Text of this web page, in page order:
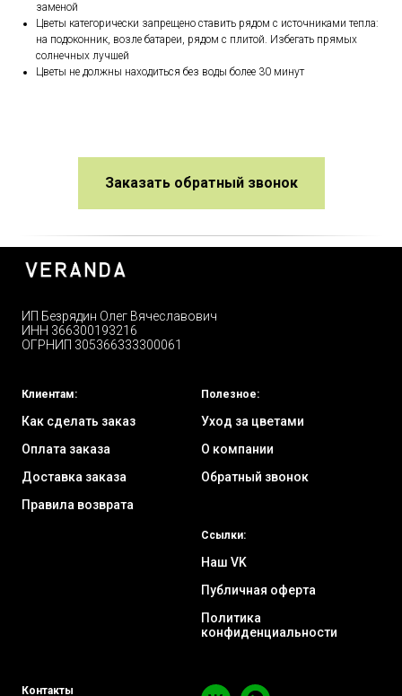
заменой
Цветы категорически запрещено ставить рядом с источниками тепла:
на подоконник, возле батареи, рядом с плитой. Избегать прямых
солнечных лучшей
Цветы не должны находиться без воды более 30 минут
Заказать обратный звонок
ИП Безрядин Олег Вячеславович
ИНН 366300193216
ОГРНИП 305366333300061
Клиентам:
Как сделать заказ
Оплата заказа
Доставка заказа
Правила возврата
Полезное:
Уход за цветами
О компании
Обратный звонок
Ссылки:
Наш VK
Публичная оферта
Политика
конфиденциальности
Контакты